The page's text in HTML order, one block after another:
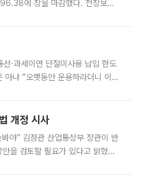
에 장을 마감했다. 전장보다
·과세이연 단절미사용 납입 한도
냐 “오랫동안 운용하라더니 이제
개정 시사
야” 김정관 산업통상부 장관이 반
을 검토할 필요가 있다고 밝혔다.